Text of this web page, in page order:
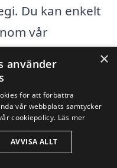
Du kan enkelt
vår
möjlighet att göra
på att priset
överväga;
är också
erfarenhet av
×
använder
för att förbättra
vår webbplats samtycker
cookiepolicy. Läs mer
AVVISA ALLT